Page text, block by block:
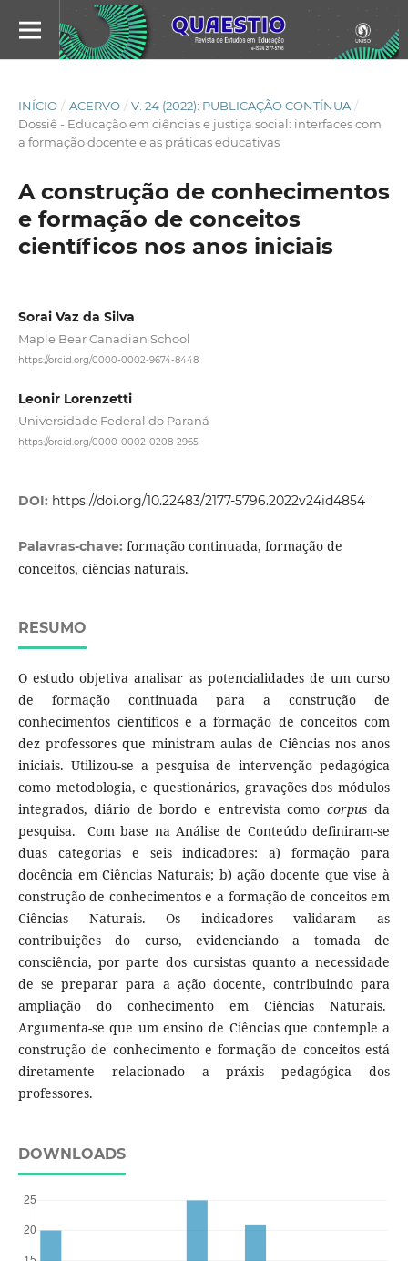
INÍCIO / ACERVO / V. 24 (2022): PUBLICAÇÃO CONTÍNUA /
Dossiê - Educação em ciências e justiça social: interfaces com
a formação docente e as práticas educativas
A construção de conhecimentos
e formação de conceitos
científicos nos anos iniciais
Sorai Vaz da Silva
Maple Bear Canadian School
https://orcid.org/0000-0002-9674-8448
Leonir Lorenzetti
Universidade Federal do Paraná
https://orcid.org/0000-0002-0208-2965
DOI: https://doi.org/10.22483/2177-5796.2022v24id4854
Palavras-chave: formação continuada, formação de
conceitos, ciências naturais.
RESUMO
O estudo objetiva analisar as potencialidades de um curso
de formação continuada para a construção de
conhecimentos científicos e a formação de conceitos com
dez professores que ministram aulas de Ciências nos anos
iniciais. Utilizou-se a pesquisa de intervenção pedagógica
como metodologia, e questionários, gravações dos módulos
integrados, diário de bordo e entrevista como corpus da
pesquisa. Com base na Análise de Conteúdo definiram-se
duas categorias e seis indicadores: a) formação para
docência em Ciências Naturais; b) ação docente que vise à
construção de conhecimentos e a formação de conceitos em
Ciências Naturais. Os indicadores validaram as
contribuições do curso, evidenciando a tomada de
consciência, por parte dos cursistas quanto a necessidade
de se preparar para a ação docente, contribuindo para
ampliação do conhecimento em Ciências Naturais.
Argumenta-se que um ensino de Ciências que contemple a
construção de conhecimento e formação de conceitos está
diretamente relacionado a práxis pedagógica dos
professores.
DOWNLOADS